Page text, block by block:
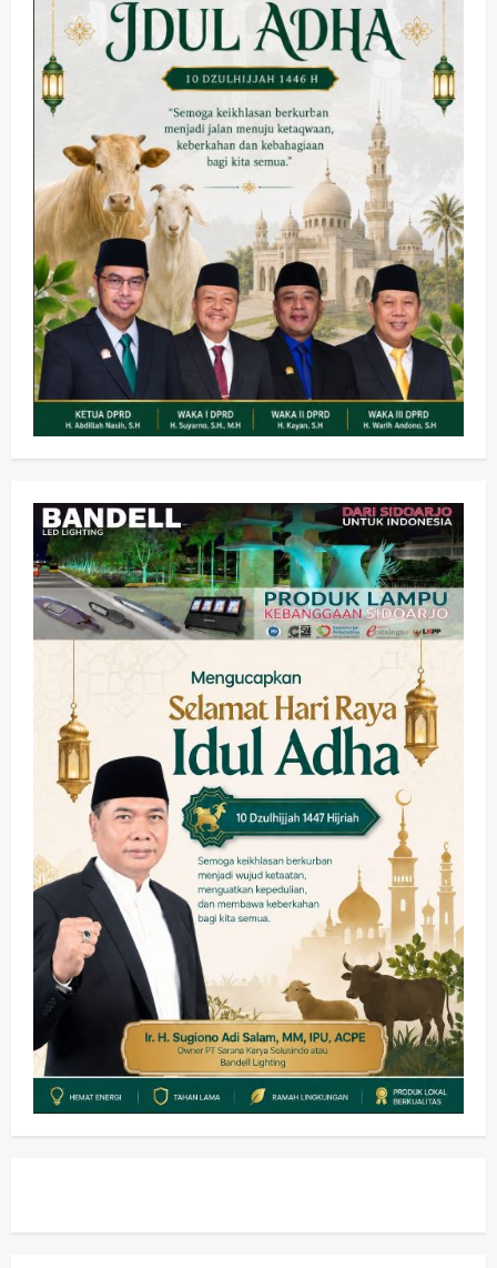
2
Olahraga
Adu Taktik di Atas Rumput Sintetis:
PWI dan Sapma PP Sidoarjo
Memanaskan Mesin Menuju Piala
Soccer
3
HOT NEWS: Ribuan Warga Wage
Tumplek Blek di Bazar Rakyat Jalan
Jambu, Borong Kuliner UMKM Sambil
Nonton Jaranan!
wartanusa 4 Agustus 2026
Keagamaan Pemerintahan
Pemkab Sidoarjo & Muhammadiyah
Sinergi Permudah Perizinan, Wakaf,
hingga Hibah
wartanusa 4 Agustus 2026
5
Keagamaan Pemerintahan
Hadir di Pengajian Qurrota A’yun,
Wabup Sidoarjo Minta Doa Jamaah
Agar Tetap Amanah Memimpin
wartanusa 4 Agustus 2026
1
Kesehatan Pembangunan
Pemerintahan
PANAS! Kalah Tender Proyek RSUD
Sibar Rp 9,9 M, Beranikah CV Tiga
Anugerah Utama Pertaruhkan
Jaminan Rp 100 Juta?
wartanusa 5 Agustus 2026
Olahraga
Adu Taktik di Atas Rumput Sintetis:
PWI dan Sapma PP Sidoarjo
Memanaskan Mesin Menuju Piala
Soccer